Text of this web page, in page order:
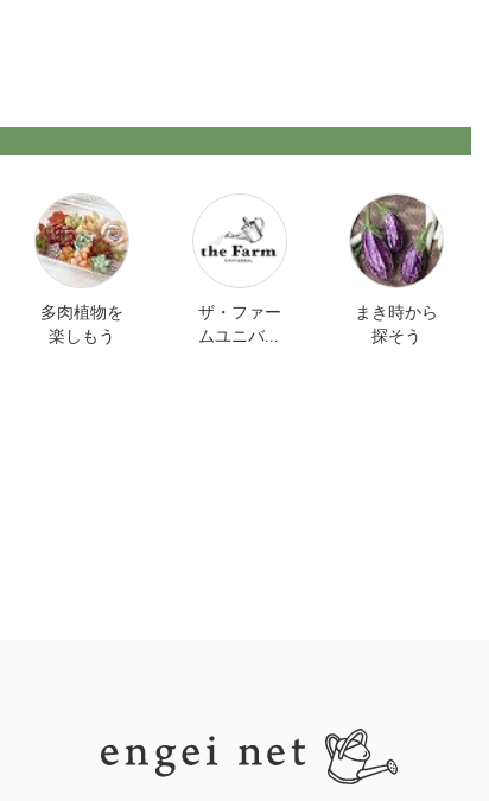
多肉植物を
楽しもう
ザ・ファー
ムユニバー
まき時から
探そう